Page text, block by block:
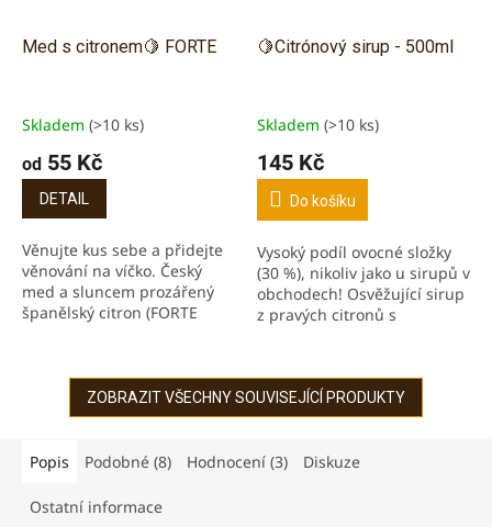
Med s citronem🍋 FORTE
Skladem (>10 ks)
od 55 Kč
DETAIL
Věnujte kus sebe a přidejte
věnování na víčko. Český
med a sluncem prozářený
španělský citron (FORTE
chuti. Bez umělých...
🍋Citrónový sirup - 500ml
Skladem (>10 ks)
145 Kč
Do košíku
Vysoký podíl ovocné složky
(30 %), nikoliv jako u sirupů v
obchodech! Osvěžující sirup
z pravých citronů s
a...
ZOBRAZIT VŠECHNY SOUVISEJÍCÍ PRODUKTY
Popis Podobné (8) Hodnocení (3) Diskuze
Ostatní informace